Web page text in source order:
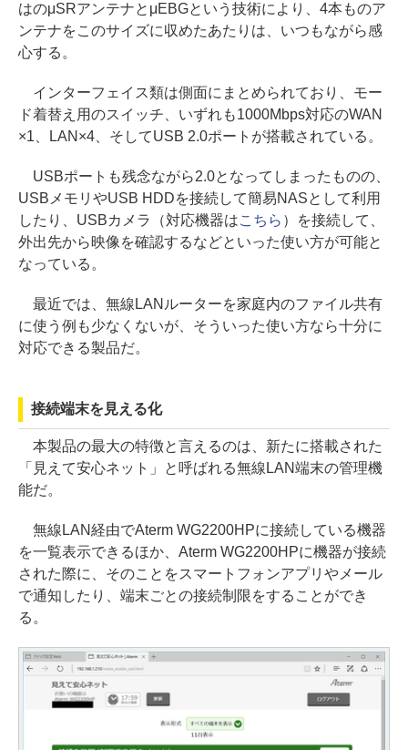
はのμSRアンテナとμEBGという技術により、4本ものア
ンテナをこのサイズに収めたあたりは、いつもながら感
心する。
インターフェイス類は側面にまとめられており、モー
ド着替え用のスイッチ、いずれも1000Mbps対応のWAN
×1、LAN×4、そしてUSB 2.0ポートが搭載されている。
USBポートも残念ながら2.0となってしまったものの、
USBメモリやUSB HDDを接続して簡易NASとして利用
したり、USBカメラ（対応機器はこちら ）を接続して、
外出先から映像を確認するなどといった使い方が可能と
なっている。
最近では、無線LANルーターを家庭内のファイル共有
に使う例も少なくないが、そういった使い方なら十分に
対応できる製品だ。
接続端末を見える化
本製品の最大の特徴と言えるのは、新たに搭載された
「見えて安心ネット」と呼ばれる無線LAN端末の管理機
能だ。
無線LAN経由でAterm WG2200HPに接続している機器
を一覧表示できるほか、Aterm WG2200HPに機器が接続
された際に、そのことをスマートフォンアプリやメール
で通知したり、端末ごとの接続制限をすることができ
る。